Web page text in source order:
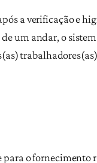
a verificação e
um andar, o
o fornecimento